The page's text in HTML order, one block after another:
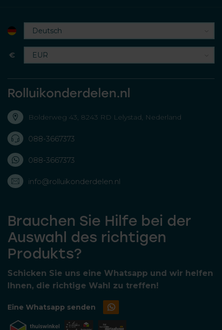
€
Rolluikonderdelen.nl
Bolderweg 43, 8243 RD Lelystad, Nederland
088-3667373
088-3667373
info@rolluikonderdelen.nl
Brauchen Sie Hilfe bei der
Auswahl des richtigen
Produkts?
Schicken Sie uns eine Whatsapp und wir helfen
Ihnen, die richtige Wahl zu treffen!
Eine Whatsapp senden